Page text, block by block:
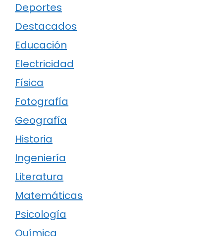
Deportes
Destacados
Educación
Electricidad
Física
Fotografía
Geografía
Historia
Ingeniería
Literatura
Matemáticas
Psicología
Química